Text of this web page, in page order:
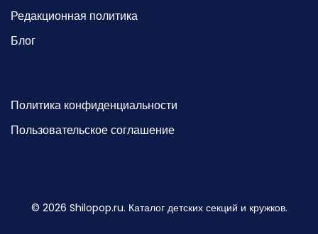
Редакционная политика
Блог
Политика конфиденциальности
Пользовательское соглашение
© 2026 Shilopop.ru. Каталог детских секций и кружков.